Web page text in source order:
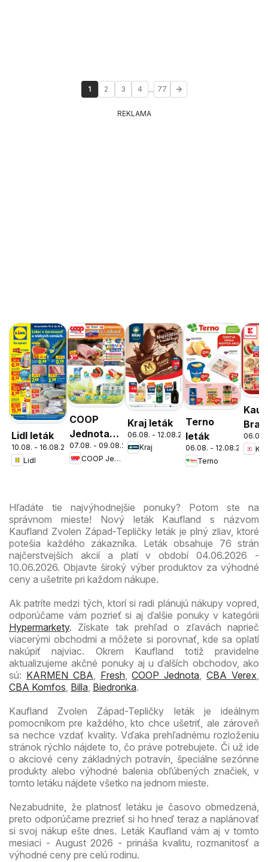
1 2 3 4 ... 77
REKLAMA
Lidl leták
10.08. - 16.08.2026
Lidl
COOP
Jednota
cez víkend
ešte
07.08. - 09.08.2026
COOP Jednota
Kraj leták
06.08. - 12.08.2026
Kraj
Terno
leták
06.08. - 12.08.2026
Terno
Nové
06.08.
Hľadáte tie najvýhodnejšie ponuky? Potom ste na
správnom mieste! Nový leták Kaufland s názvom
Kaufland Zvolen Západ-Tepličky leták je plný zliav, ktoré
potešia každého zákazníka. Leták obsahuje 76 strán
najčerstvejších akcií a platí v období 04.06.2026 -
10.06.2026. Objavte široký výber produktov za výhodné
ceny a ušetrite pri každom nákupe.
Ak patríte medzi tých, ktorí si radi plánujú nákupy vopred,
odporúčame vám pozrieť si aj ďalšie ponuky v kategórii
Hypermarkety. Získate tak prehľad o zľavách naprieč
viacerými obchodmi a môžete si porovnať, kde sa oplatí
nakúpiť najviac. Okrem Kaufland totiž pravidelne
aktualizujeme akčné ponuky aj u ďalších obchodov, ako
sú: KARMEN CBA, Fresh,COOP Jednota,CBA Verex,
CBA Komfos, Billa, Biedronka.
Kaufland Zvolen Západ-Tepličky leták je ideálnym
pomocníkom pre každého, kto chce ušetriť, ale zároveň
sa nechce vzdať kvality. Vďaka prehľadnému rozloženiu
stránok rýchlo nájdete to, čo práve potrebujete. Či už ide
o akciové ceny základných potravín, špeciálne sezónne
produkty alebo výhodné balenia obľúbených značiek, v
tomto letáku nájdete všetko na jednom mieste.
Nezabudnite, že platnosť letáku je časovo obmedzená,
preto odporúčame prezrieť si ho hneď teraz a naplánovať
si svoj nákup ešte dnes. Leták Kaufland vám aj v tomto
mesiaci - August 2026 - prináša kvalitu, rozmanitosť a
výhodné ceny pre celú rodinu.